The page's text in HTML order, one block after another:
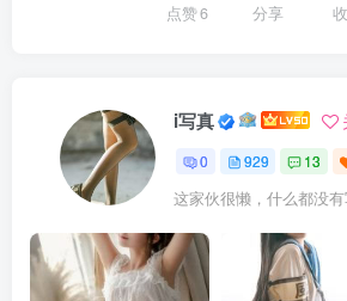
点赞6 分享
i写真
0 929 13
这家伙很懒，什么都没